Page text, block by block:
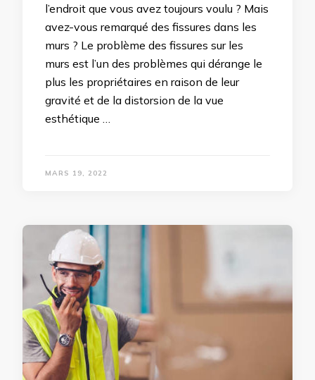
l’endroit que vous avez toujours voulu ? Mais
avez-vous remarqué des fissures dans les
murs ? Le problème des fissures sur les
murs est l’un des problèmes qui dérange le
plus les propriétaires en raison de leur
gravité et de la distorsion de la vue
esthétique …
MARS 19, 2022